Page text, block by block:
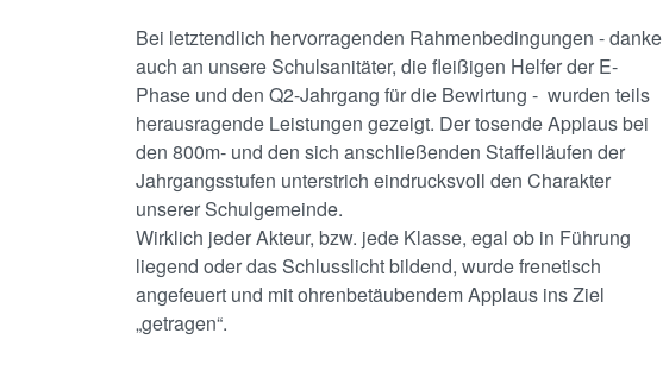
Bei letztendlich hervorragenden Rahmenbedingungen - danke
auch an unsere Schulsanitäter, die fleißigen Helfer der E-
Phase und den Q2-Jahrgang für die Bewirtung - wurden teils
herausragende Leistungen gezeigt. Der tosende Applaus bei
den 800m- und den sich anschließenden Staffelläufen der
Jahrgangsstufen unterstrich eindrucksvoll den Charakter
unserer Schulgemeinde.
Wirklich jeder Akteur, bzw. jede Klasse, egal ob in Führung
liegend oder das Schlusslicht bildend, wurde frenetisch
angefeuert und mit ohrenbetäubendem Applaus ins Ziel
„getragen“.